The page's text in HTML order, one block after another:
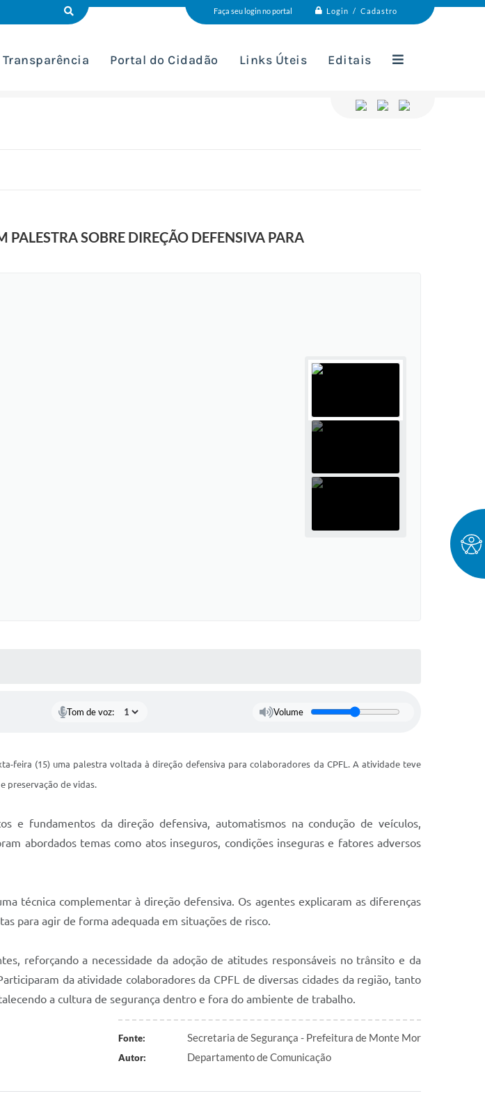
Faça seu login no portal Login / Cadastro
Transparência Portal do Cidadão Links Úteis Editais
SOBRE DIREÇÃO DEFENSIVA PARA
Tom de voz: Volume
feira (15) uma palestra voltada à direção defensiva para colaboradores da CPFL. A atividade teve
preservação de vidas.
e fundamentos da direção defensiva, automatismos na condução de veículos,
abordados temas como atos inseguros, condições inseguras e fatores adversos
técnica complementar à direção defensiva. Os agentes explicaram as diferenças
para agir de forma adequada em situações de risco.
reforçando a necessidade da adoção de atitudes responsáveis no trânsito e da
da atividade colaboradores da CPFL de diversas cidades da região, tanto
a cultura de segurança dentro e fora do ambiente de trabalho.
Fonte: Secretaria de Segurança - Prefeitura de Monte Mor
Autor: Departamento de Comunicação